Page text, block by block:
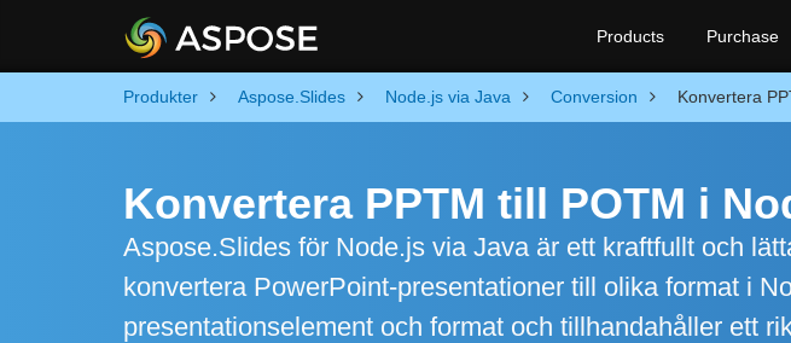
Products Purchase
Produkter Aspose.Slides Node.js via Java Conversion Konvertera
Konvertera PPTM till POTM i
Aspose.Slides för Node.js via Java är ett kraftfullt och
konvertera PowerPoint-presentationer till olika format i
presentationselement och format och tillhandahåller ett